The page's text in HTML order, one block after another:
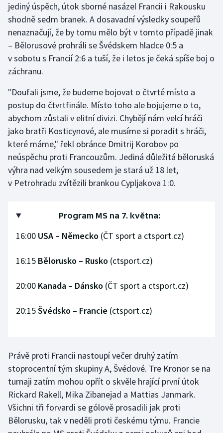
Gymnastika
Házená
Jezdectví
Krasobruslení
Lezení
Lyže a snowboard
Moderní pětiboj
Rychlostní kanoistika
Short track
Sportovní střelba
jediný úspěch, útok sborné nasázel Francii i Rakousku
shodně sedm branek. A dosavadní výsledky soupeřů
nenaznačují, že by tomu mělo být v tomto případě jinak
– Bělorusové prohráli se Švédskem hladce 0:5 a
v sobotu s Francií 2:6 a tuší, že i letos je čeká spíše boj o
záchranu.
"Doufali jsme, že budeme bojovat o čtvrté místo a
postup do čtvrtfinále. Místo toho ale bojujeme o to,
abychom zůstali v elitní divizi. Chybějí nám velcí hráči
jako bratři Kosticynové, ale musíme si poradit s hráči,
které máme," řekl obránce Dmitrij Korobov po
neúspěchu proti Francouzům. Jediná důležitá běloruská
výhra nad velkým sousedem je stará už 18 let,
v Petrohradu zvítězili brankou Cypljakova 1:0.
Program MS na 7. května:
16:00 USA – Německo (ČT sport a ctsport.cz)
16:15 Bělorusko – Rusko (ctsport.cz)
20:00 Kanada – Dánsko (ČT sport a ctsport.cz)
20:15Švédsko – Francie (ctsport.cz)
Právě proti Francii nastoupí večer druhý zatím
stoprocentní tým skupiny A, Švédové. Tre Kronor se na
turnaji zatím mohou opřít o skvěle hrající první útok
Rickard Rakell, Mika Zibanejad a Mattias Janmark.
Všichni tři forvardi se gólově prosadili jak proti
Bělorusku, tak v neděli proti českému týmu. Francie